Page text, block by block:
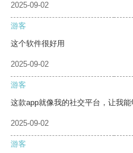
2025-09-02
游客
这个软件很好用
2025-09-02
游客
这款app就像我的社交平台，让我能
2025-09-02
游客